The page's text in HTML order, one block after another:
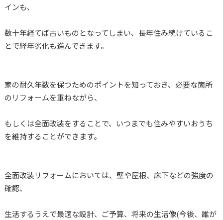
インも、
数十年経てば古いものとなってしまい、長年住み続けているこ
とで経年劣化も進んできます。
家の耐久年数を保つためのポイントを知っておき、必要な箇所
のリフォームを重ねながら、
もしくは全面改装をすることで、いつまでも住みやすいおうち
を維持することができます。
全面改装リフォームにおいては、壁や屋根、床下などの強度の
確認、
生活するうえで最適な設計、ご予算、将来の生活像(今後、誰が